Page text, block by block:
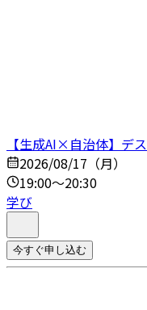
【生成AI×自治体】デ
2026/08/17（月）
19:00～20:30
学び
今すぐ申し込む